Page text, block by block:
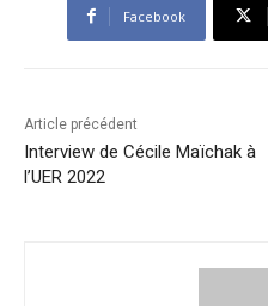
Facebook
Article précédent
Interview de Cécile Maïchak à
l’UER 2022